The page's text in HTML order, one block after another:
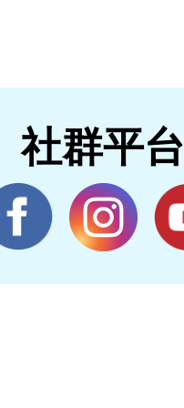
社群平台